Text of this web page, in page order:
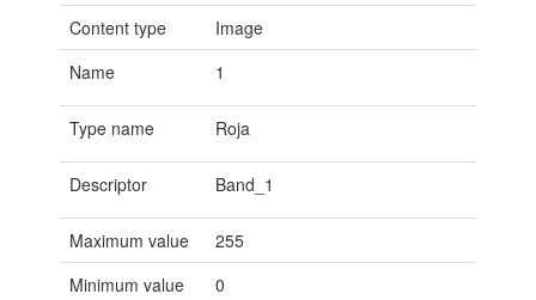
Content type
Image
Name
1
Type name Roja
Descriptor Band_1
Maximum value
255
Minimum value
0